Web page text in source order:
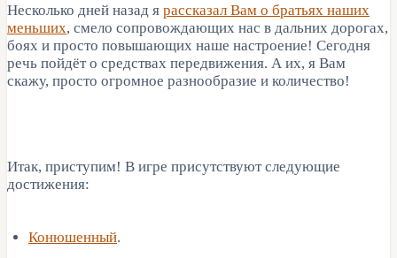
Несколько дней назад я рассказал Вам о братьях наших
меньших, смело сопровождающих нас в дальних дорогах,
боях и просто повышающих наше настроение! Сегодня
речь пойдёт о средствах передвижения. А их, я Вам
скажу, просто огромное разнообразие и количество!
Итак, приступим! В игре присутствуют следующие
достижения:
Конюшенный.